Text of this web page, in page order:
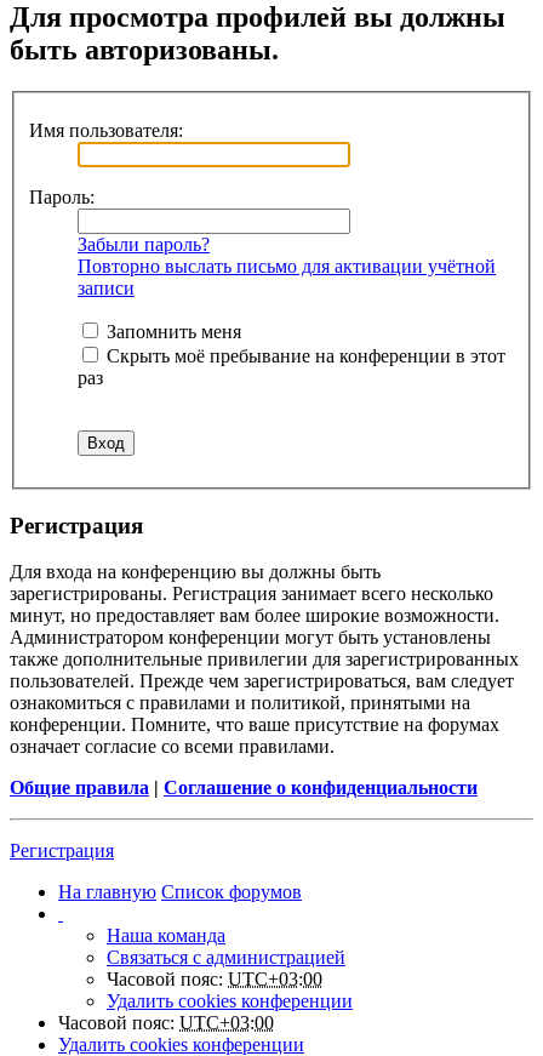
Для просмотра профилей вы должны
быть авторизованы.
Имя пользователя:
Пароль:
Забыли пароль?
Повторно выслать письмо для активации учётной
записи
Запомнить меня
Скрыть моё пребывание на конференции в этот
раз
Регистрация
Для входа на конференцию вы должны быть
зарегистрированы. Регистрация занимает всего несколько
минут, но предоставляет вам более широкие возможности.
Администратором конференции могут быть установлены
также дополнительные привилегии для зарегистрированных
пользователей. Прежде чем зарегистрироваться, вам следует
ознакомиться с правилами и политикой, принятыми на
конференции. Помните, что ваше присутствие на форумах
означает согласие со всеми правилами.
Общие правила | Соглашение о конфиденциальности
Регистрация
На главную Список форумов
Наша команда
Связаться с администрацией
Часовой пояс: UTC+03:00
Удалить cookies конференции
Часовой пояс: UTC+03:00
Удалить cookies конференции